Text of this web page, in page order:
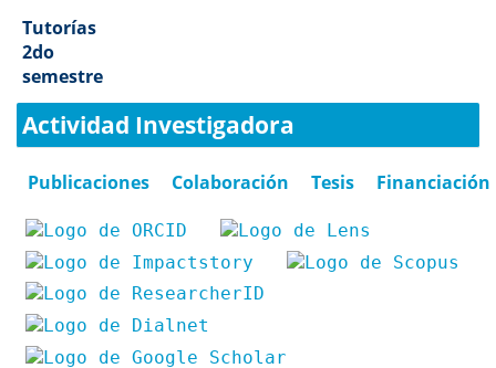
Tutorías
2do
semestre
Actividad Investigadora
Publicaciones Colaboración Tesis Financiación